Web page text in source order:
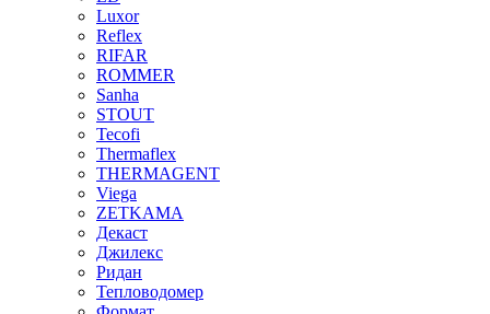
Luxor
Reflex
RIFAR
ROMMER
Sanha
STOUT
Tecofi
Thermaflex
THERMAGENT
Viega
ZETKAMA
Декаст
Джилекс
Ридан
Тепловодомер